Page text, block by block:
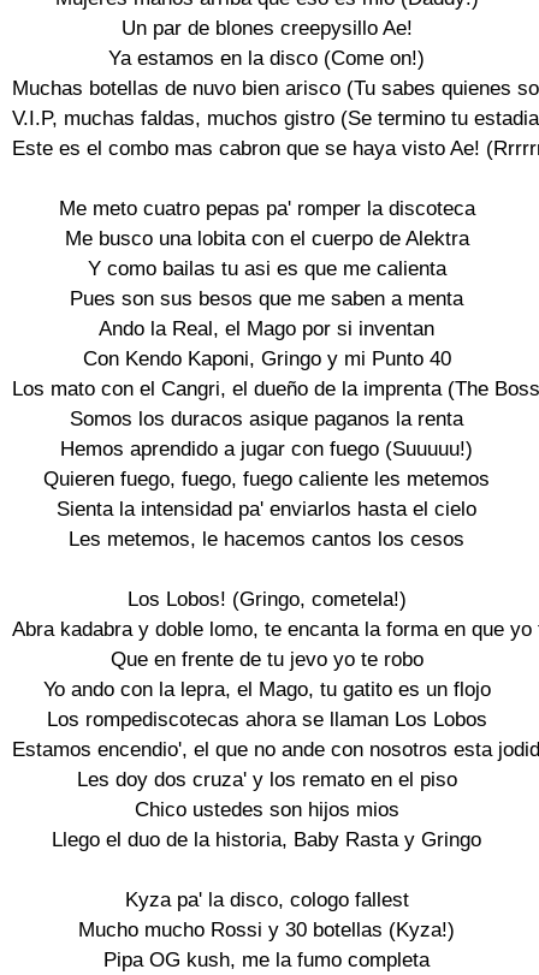
Un par de blones creepysillo Ae!
Ya estamos en la disco (Come on!)
Muchas botellas de nuvo bien arisco (Tu sabes quienes
V.I.P, muchas faldas, muchos gistro (Se termino tu
Este es el combo mas cabron que se haya visto Ae!
Me meto cuatro pepas pa' romper la discoteca
Me busco una lobita con el cuerpo de Alektra
Y como bailas tu asi es que me calienta
Pues son sus besos que me saben a menta
Ando la Real, el Mago por si inventan
Con Kendo Kaponi, Gringo y mi Punto 40
Los mato con el Cangri, el dueño de la imprenta (The
Somos los duracos asique paganos la renta
Hemos aprendido a jugar con fuego (Suuuuu!)
Quieren fuego, fuego, fuego caliente les metemos
Sienta la intensidad pa' enviarlos hasta el cielo
Les metemos, le hacemos cantos los cesos
Los Lobos! (Gringo, cometela!)
Abra kadabra y doble lomo, te encanta la forma en que yo
Que en frente de tu jevo yo te robo
Yo ando con la lepra, el Mago, tu gatito es un flojo
Los rompediscotecas ahora se llaman Los Lobos
Estamos encendio', el que no ande con nosotros esta
Les doy dos cruza' y los remato en el piso
Chico ustedes son hijos mios
Llego el duo de la historia, Baby Rasta y Gringo
Kyza pa' la disco, cologo fallest
Mucho mucho Rossi y 30 botellas (Kyza!)
Pipa OG kush, me la fumo completa